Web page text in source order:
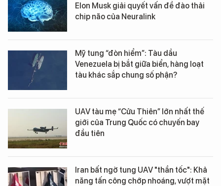
Elon Musk giải quyết vấn đề đào thải
chip não của Neuralink
Mỹ tung “đòn hiểm”: Tàu dầu
Venezuela bị bắt giữa biển, hàng loạt
tàu khác sắp chung số phận?
UAV tàu mẹ “Cửu Thiên” lớn nhất thế
giới của Trung Quốc có chuyến bay
đầu tiên
Iran bất ngờ tung UAV "thần tốc": Khả
năng tấn công chớp nhoáng, vượt mặt